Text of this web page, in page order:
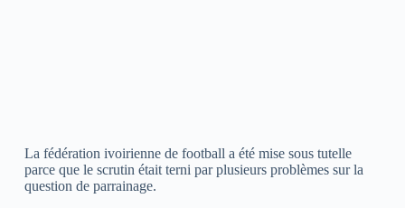
La fédération ivoirienne de football a été mise sous tutelle
parce que le scrutin était terni par plusieurs problèmes sur la
question de parrainage.